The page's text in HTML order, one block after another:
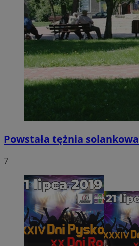
Powstała tężnia solankowa
7